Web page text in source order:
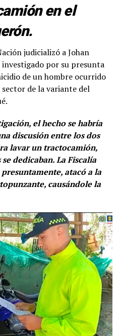
en el
judicializó a Johan
investigado por su presunta
de un hombre ocurrido
de la variante del
el hecho se habría
discusión entre los dos
lavar un tractocamión,
dedicaban. La Fiscalía
atacó a la
causándole la